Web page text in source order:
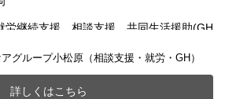
労継続支援、相談支援、共同生活援助(GH
層の方が活躍中です。
を当社で発揮して頂ける方を募集してい
グループ小松原（相談支援・就労・GH）
詳しくはこちら